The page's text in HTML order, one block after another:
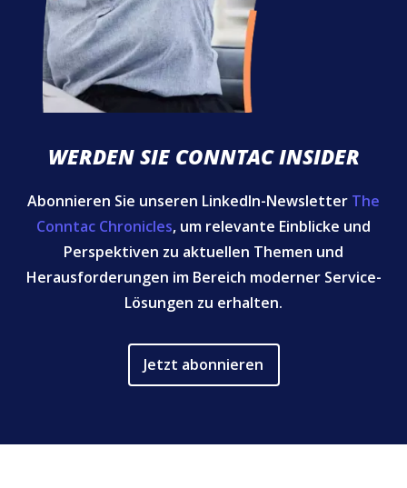
WERDEN SIE CONNTAC INSIDER
Abonnieren Sie unseren LinkedIn-Newsletter The
Conntac Chronicles, um relevante Einblicke und
Perspektiven zu aktuellen Themen und
Herausforderungen im Bereich moderner Service-
Lösungen zu erhalten.
Jetzt abonnieren